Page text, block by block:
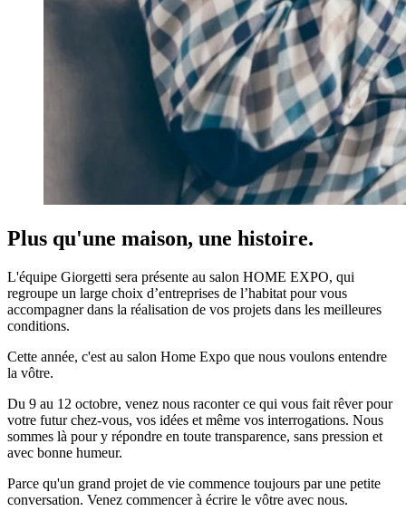
Plus qu'une maison, une histoire.
L'équipe Giorgetti sera présente au salon HOME EXPO, qui
regroupe un large choix d’entreprises de l’habitat pour vous
accompagner dans la réalisation de vos projets dans les meilleures
conditions.
Cette année, c'est au salon Home Expo que nous voulons entendre
la vôtre.
Du 9 au 12 octobre, venez nous raconter ce qui vous fait rêver pour
votre futur chez-vous, vos idées et même vos interrogations. Nous
sommes là pour y répondre en toute transparence, sans pression et
avec bonne humeur.
Parce qu'un grand projet de vie commence toujours par une petite
conversation. Venez commencer à écrire le vôtre avec nous.